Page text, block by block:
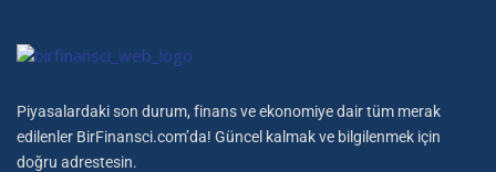
Piyasalardaki son durum, finans ve ekonomiye dair tüm merak
edilenler BirFinansci.com’da! Güncel kalmak ve bilgilenmek için
doğru adrestesin.